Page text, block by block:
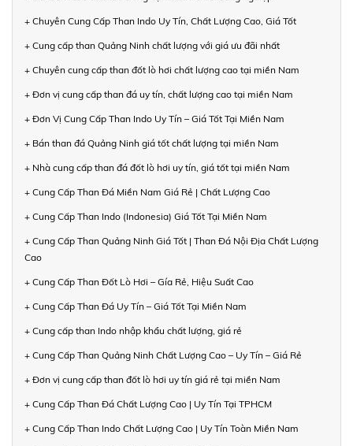
+ Chuyên Cung Cấp Than Indo Uy Tín, Chất Lượng Cao, Giá Tốt
+ Cung cấp than Quảng Ninh chất lượng với giá ưu đãi nhất
+ Chuyên cung cấp than đốt lò hơi chất lượng cao tại miền Nam
+ Đơn vị cung cấp than đá uy tín, chất lượng cao tại miền Nam
+ Đơn Vị Cung Cấp Than Indo Uy Tín – Giá Tốt Tại Miền Nam
+ Bán than đá Quảng Ninh giá tốt chất lượng tại miền Nam
+ Nhà cung cấp than đá đốt lò hơi uy tín, giá tốt tại miền Nam
+ Cung Cấp Than Đá Miền Nam Giá Rẻ | Chất Lượng Cao
+ Cung Cấp Than Indo (Indonesia) Giá Tốt Tại Miền Nam
+ Cung Cấp Than Quảng Ninh Giá Tốt | Than Đá Nội Địa Chất Lượng
Cao
+ Cung Cấp Than Đốt Lò Hơi – Gía Rẻ, Hiệu Suất Cao
+ Cung Cấp Than Đá Uy Tín – Giá Tốt Tại Miền Nam
+ Cung cấp than Indo nhập khẩu chất lượng, giá rẻ
+ Cung Cấp Than Quảng Ninh Chất Lượng Cao – Uy Tín – Giá Rẻ
+ Đơn vị cung cấp than đốt lò hơi uy tín giá rẻ tại miền Nam
+ Cung Cấp Than Đá Chất Lượng Cao | Uy Tín Tại TPHCM
+ Cung Cấp Than Indo Chất Lượng Cao | Uy Tín Toàn Miền Nam